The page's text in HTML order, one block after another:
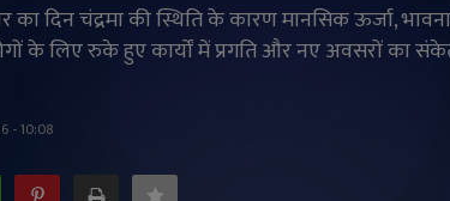
दिन चंद्रमा की स्थिति के कारण मानसिक ऊर्जा,
के लिए रुके हुए कार्यों में प्रगति और नए अवसरों का
- 10:08